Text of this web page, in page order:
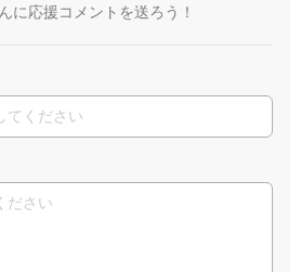
に応援コメントを送ろう！